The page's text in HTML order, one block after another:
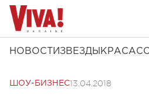
НОВОСТИ ЗВЕЗДЫ КРАСА
ШОУ-БИЗНЕС13.04.2018